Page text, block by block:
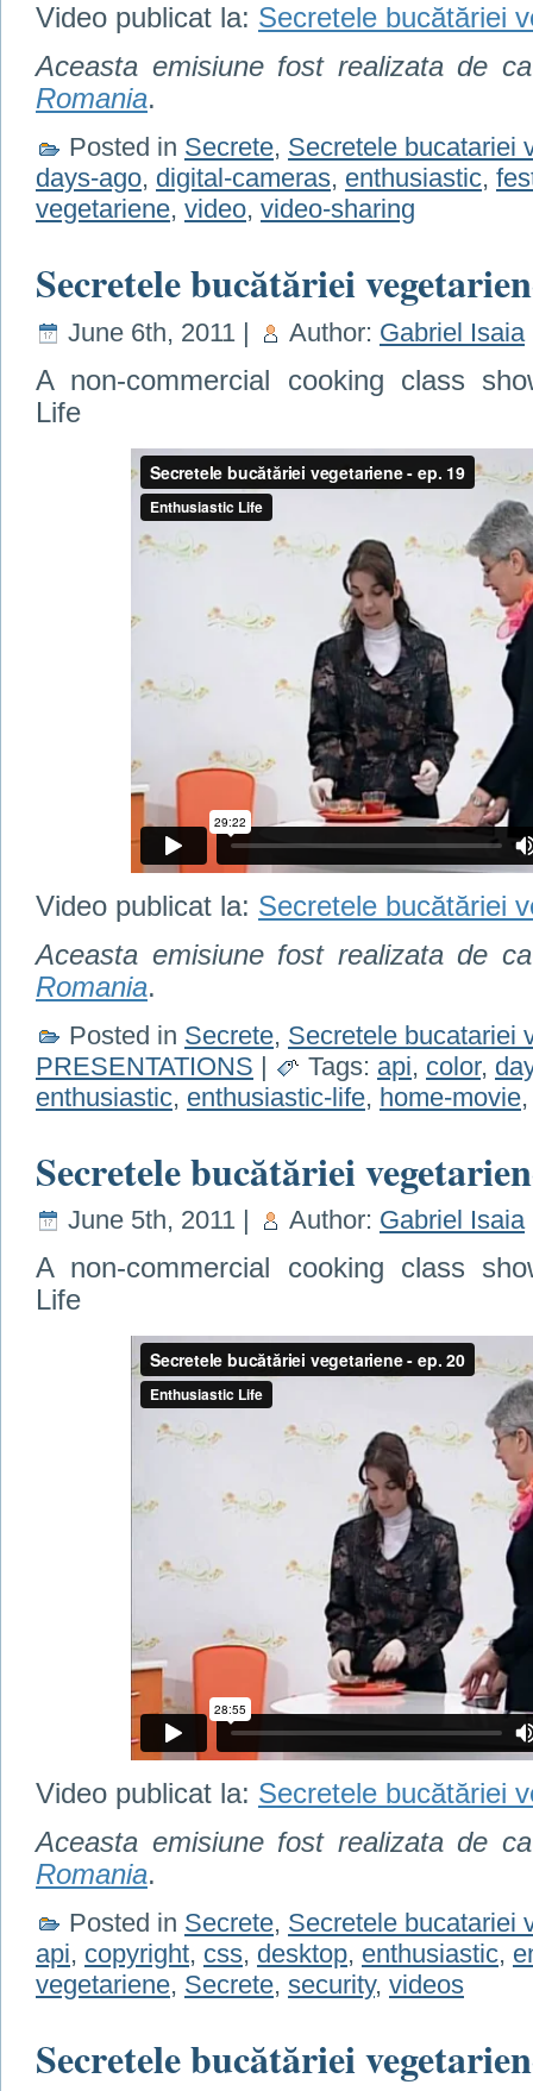
Video publicat la: Secretele bucătăriei
Aceasta emisiune fost realizata de
Romania.
Posted in Secrete, Secretele bucatariei
days-ago, digital-cameras, enthusiastic,
vegetariene, video, video-sharing
Secretele bucătăriei
June 6th, 2011 | Author: Gabriel Isaia
A non-commercial cooking class
Life
Video publicat la: Secretele bucătăriei
Aceasta emisiune fost realizata de
Romania.
Posted in Secrete, Secretele bucatariei
PRESENTATIONS | Tags: api, color,
enthusiastic, enthusiastic-life, home-movie
Secretele bucătăriei
June 5th, 2011 | Author: Gabriel Isaia
A non-commercial cooking class
Life
Video publicat la: Secretele bucătăriei
Aceasta emisiune fost realizata de
Romania.
Posted in Secrete, Secretele bucatariei
api, copyright, css, desktop, enthusiastic,
vegetariene, Secrete, security, videos
Secretele bucătăriei